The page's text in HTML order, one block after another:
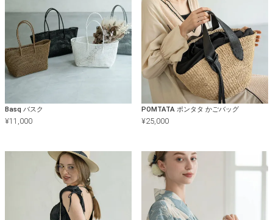
Basq バスク
¥11,000
POMTATA ポンタタ かごバッグ
¥25,000